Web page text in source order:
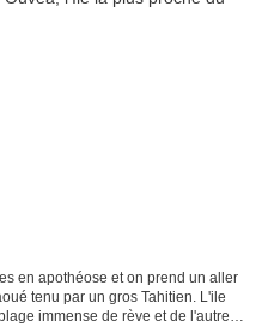
en apothéose et on prend un aller
tenu par un gros Tahitien. L'ile
immense de rève et de l'autre